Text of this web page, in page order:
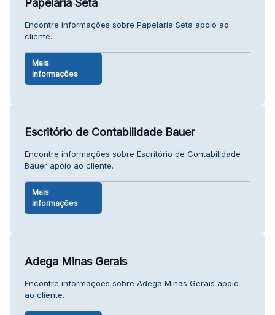
Encontre informações sobre Papelaria Seta apoio ao
cliente.
Mais
informações
Escritório de Contabilidade Bauer
Encontre informações sobre Escritório de Contabilidade
Bauer apoio ao cliente.
Mais
informações
Adega Minas Gerais
Encontre informações sobre Adega Minas Gerais apoio
ao cliente.